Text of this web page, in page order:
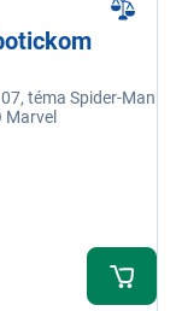
téma Spider-Man
Marvel